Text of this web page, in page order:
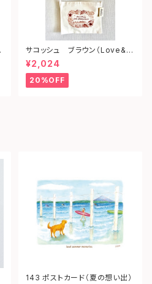
サコッシュ ブラウン（Love&p
eace from shonan)
¥2,024
20%OFF
143 ポストカード（夏の想い出）